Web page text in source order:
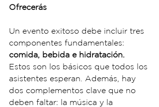
Ofrecerás
Un evento exitoso debe incluir tres
componentes fundamentales:
comida, bebida e hidratación.
Estos son los básicos que todos los
asistentes esperan. Además, hay
dos complementos clave que no
deben faltar: la música y la